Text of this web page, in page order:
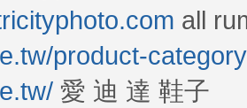
all
product-
愛 迪 達 鞋子